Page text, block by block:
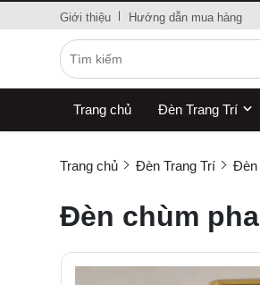
Giới thiệu Hướng dẫn mua hàng
Trang chủ Đèn Trang Trí
Trang chủ Đèn Trang Trí Đèn
Đèn chùm